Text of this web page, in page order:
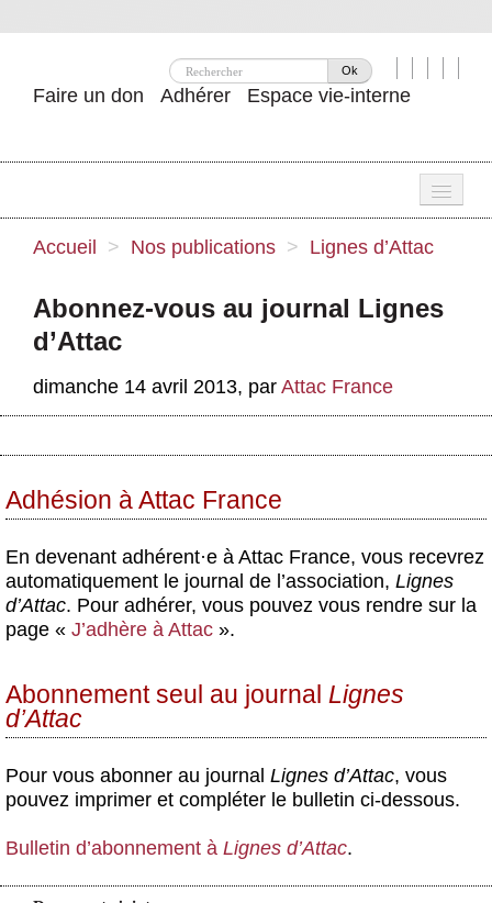
Ok
Faire un don Adhérer Espace vie-interne
Nos idées
Publications
Agenda
Actus et médias
Boutique
Accueil > Nos publications > Lignes d’Attac
Abonnez-vous au journal Lignes
d’Attac
dimanche 14 avril 2013, par Attac France
Adhésion à Attac France
En devenant adhérent·e à Attac France, vous recevrez
automatiquement le journal de l’association, Lignes
d’Attac. Pour adhérer, vous pouvez vous rendre sur la
page « J’adhère à Attac ».
Abonnement seul au journal Lignes
d’Attac
Pour vous abonner au journal Lignes d’Attac, vous
pouvez imprimer et compléter le bulletin ci-dessous.
Bulletin d’abonnement à Lignes d’Attac.